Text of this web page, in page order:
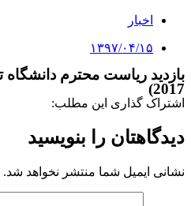
اخبار
۱۳۹۷/۰۴/۱۵
2017)
اشتراک گذاری این مطلب:
دیدگاهتان را بنویسید
نشانی ایمیل شما منتشر نخواهد شد.